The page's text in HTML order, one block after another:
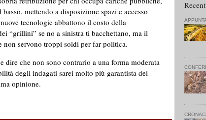
mettendo a disposizione spazi e accesso
tecnologie abbattono il costo della
“grillini” se no a sinistra ti bacchettano, ma il
non servono troppi soldi per far politica.
dire che non sono contrario a una forma moderata
degli indagati sarei molto più garantista dei
opinione.